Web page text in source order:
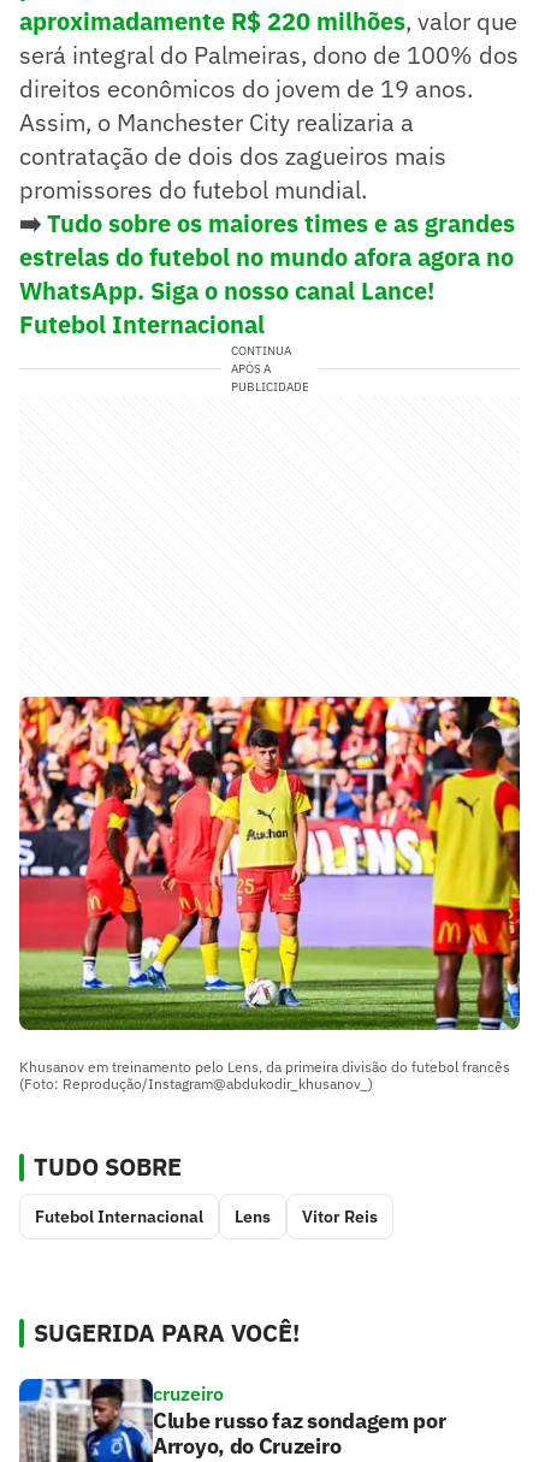
aproximadamente R$ 220 milhões, valor que
será integral do Palmeiras, dono de 100% dos
direitos econômicos do jovem de 19 anos.
Assim, o Manchester City realizaria a
contratação de dois dos zagueiros mais
promissores do futebol mundial.
➡️Tudo sobre os maiores times e as grandes
estrelas do futebol no mundo afora agora no
WhatsApp. Siga o nosso canal Lance!
Futebol Internacional
CONTINUA
APÓS A
PUBLICIDADE
Khusanov em treinamento pelo Lens, da primeira divisão do futebol francês
(Foto: Reprodução/Instagram@abdukodir_khusanov_)
TUDO SOBRE
Futebol Internacional Lens Vitor Reis
SUGERIDA PARA VOCÊ!
cruzeiro
Clube russo faz sondagem por
Arroyo, do Cruzeiro